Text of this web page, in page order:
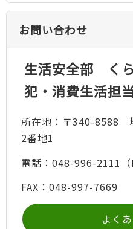
お問い合わせ
生活安全部 く
犯・消費生活担
所在地：〒340-8588
2番地1
電話：048-996-2111（
FAX：048-997-7669
よく